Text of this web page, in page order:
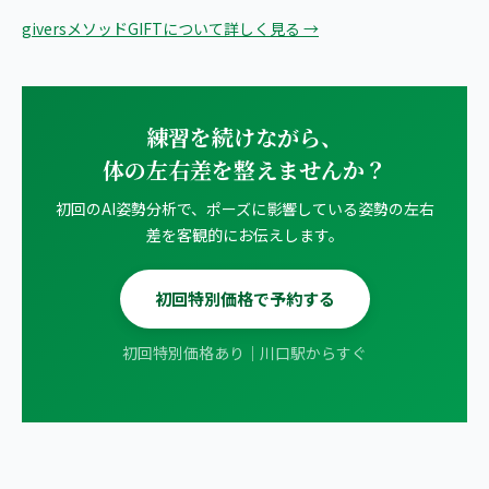
giversメソッドGIFTについて詳しく見る →
練習を続けながら、
体の左右差を整えませんか？
初回のAI姿勢分析で、ポーズに影響している姿勢の左右
差を客観的にお伝えします。
初回特別価格で予約する
初回特別価格あり｜川口駅からすぐ